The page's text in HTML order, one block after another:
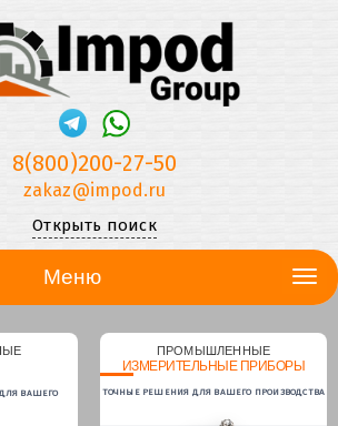
8(800)200-27-50
zakaz@impod.ru
Открыть поиск
Меню
ВАШЕГО
ПРОМЫШЛЕННЫЕ
ИЗМЕРИТЕЛЬНЫЕ ПРИБОРЫ
ТОЧНЫЕ РЕШЕНИЯ ДЛЯ ВАШЕГО ПРОИЗВОДСТВА